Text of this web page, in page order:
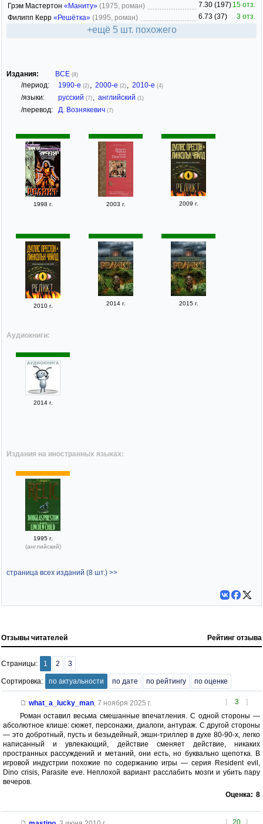
Грэм Мастертон «Маниту» (1975, роман) 7.30 (197) 15 отз.
Филипп Керр «Решётка» (1995, роман) 6.73 (37) 3 отз.
+ещё 5 шт. похожего
Издания: ВСЕ (8)
/период: 1990-е (2) , 2000-е (2) , 2010-е (4)
/языки: русский (7) , английский (1)
/перевод: Д. Вознякевич (7)
1998 г. 2003 г. 2009 г.
2010 г. 2014 г. 2015 г.
Аудиокниги:
2014 г.
Издания на иностранных языках:
1995 г.
(английский)
страница всех изданий (8 шт.) >>
Отзывы читателей Рейтинг отзыва
Страницы: 1 2 3
Сортировка: по актуальности по дате по рейтингу по оценке
[ 3 ]
what_a_lucky_man, 7 ноября 2025 г.
Роман оставил весьма смешанные впечатления. С одной стороны —
абсолютное клише: сюжет, персонажи, диалоги, антураж. С другой стороны
— это добротный, пусть и безыдейный, экшн-триллер в духе 80-90-х, легко
написанный и увлекающий, действие сменяет действие, никаких
пространных рассуждений и метаний, они есть, но буквально щепотка. В
игровой индустрии похожие по содержанию игры — серия Resident evil,
Dino crisis, Parasite eve. Неплохой вариант расслабить мозги и убить пару
вечеров.
Оценка: 8
[ 20 ]